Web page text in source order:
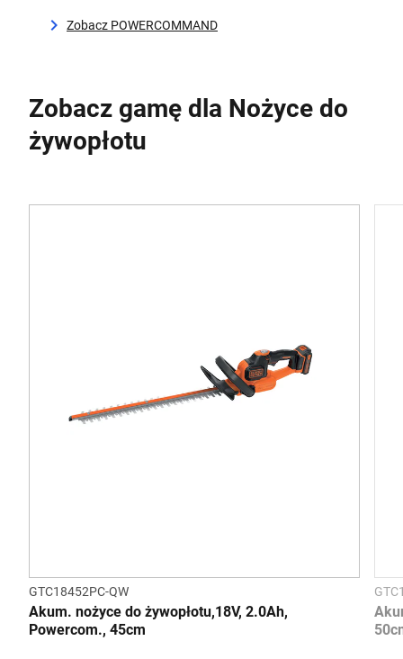
Zobacz POWERCOMMAND
Zobacz gamę dla Nożyce do
żywopłotu
GTC18452PC-QW
Akum. nożyce do żywopłotu,18V, 2.0Ah,
Powercom., 45cm